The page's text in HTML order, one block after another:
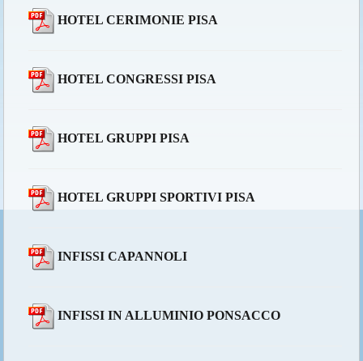
HOTEL CERIMONIE PISA
HOTEL CONGRESSI PISA
HOTEL GRUPPI PISA
HOTEL GRUPPI SPORTIVI PISA
INFISSI CAPANNOLI
INFISSI IN ALLUMINIO PONSACCO